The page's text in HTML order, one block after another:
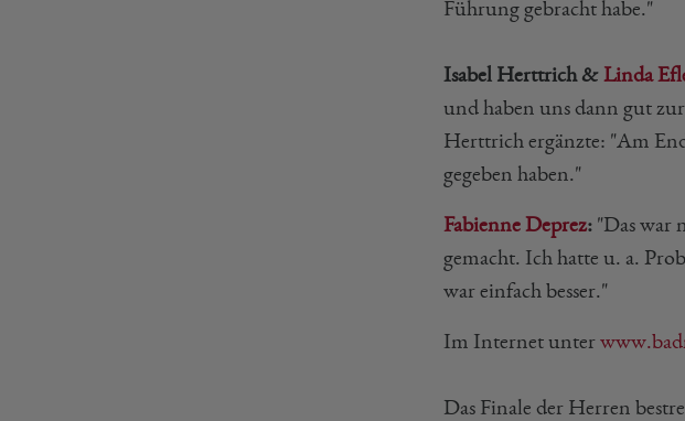
Führung gebracht habe."
Isabel Herttrich & Linda
und haben uns dann gut
Herttrich ergänzte: "Am
gegeben haben."
Fabienne Deprez: "Das war
gemacht. Ich hatte u. a.
war einfach besser."
Im Internet unter
Das Finale der Herren